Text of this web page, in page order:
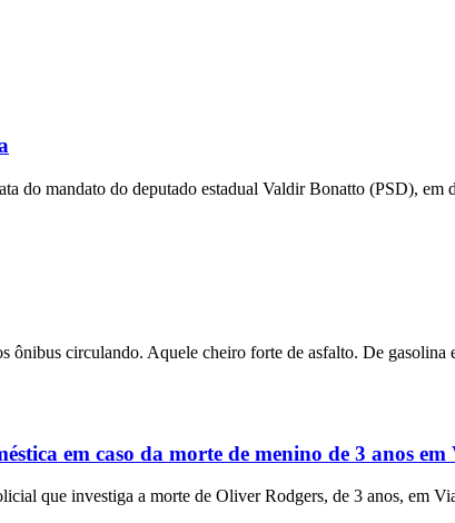
do mandato do deputado estadual Valdir Bonatto (PSD),
circulando. Aquele cheiro forte de asfalto. De gasolina
em caso da morte de menino de 3 anos
que investiga a morte de Oliver Rodgers, de 3 anos, em